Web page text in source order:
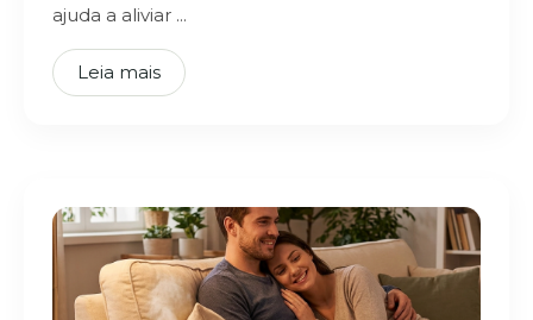
ajuda a aliviar ...
Leia mais